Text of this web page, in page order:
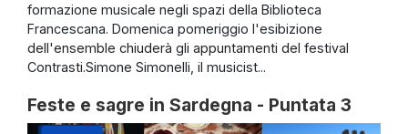
formazione musicale negli spazi della Biblioteca
Francescana. Domenica pomeriggio l'esibizione
dell'ensemble chiuderà gli appuntamenti del festival
Contrasti.Simone Simonelli, il musicist...
Feste e sagre in Sardegna - Puntata 3